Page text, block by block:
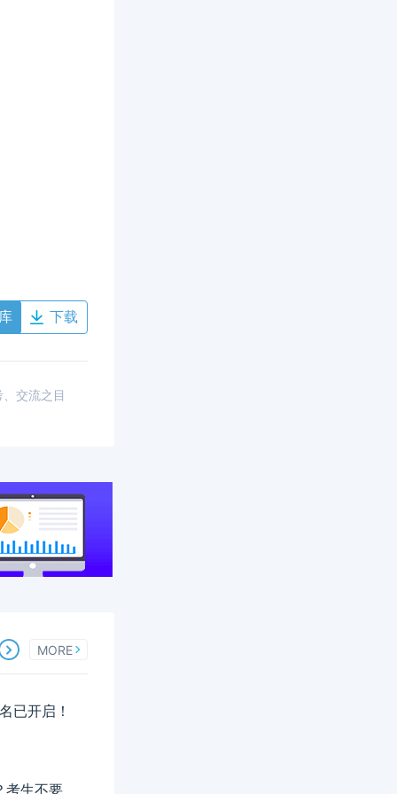
下载
交流之目
MORE
已开启！
考生不要